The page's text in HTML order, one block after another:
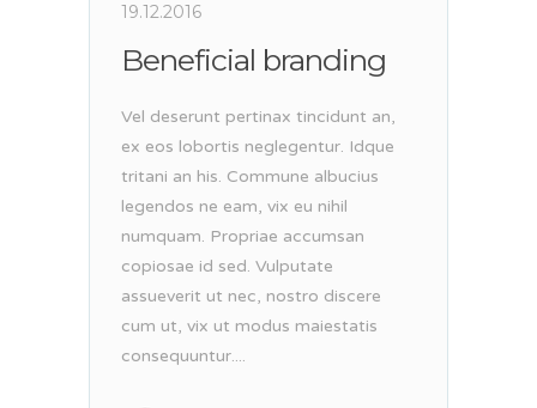
19.12.2016
Beneficial branding
Vel deserunt pertinax tincidunt an,
ex eos lobortis neglegentur. Idque
tritani an his. Commune albucius
legendos ne eam, vix eu nihil
numquam. Propriae accumsan
copiosae id sed. Vulputate
assueverit ut nec, nostro discere
cum ut, vix ut modus maiestatis
consequuntur....